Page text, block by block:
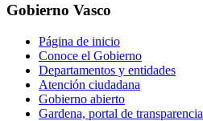
Gobierno Vasco
Página de inicio
Conoce el Gobierno
Departamentos y entidades
Atención ciudadana
Gobierno abierto
Gardena, portal de transparencia